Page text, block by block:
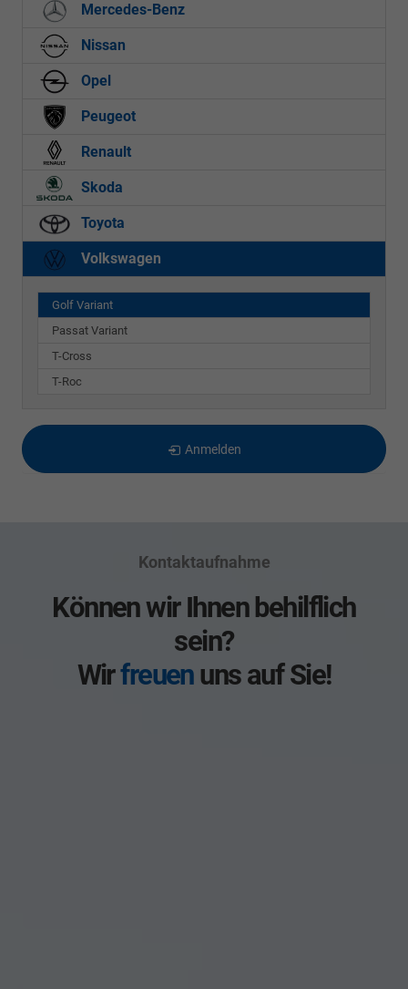
Mercedes-Benz
Nissan
Opel
Peugeot
Renault
Skoda
Toyota
Volkswagen
Golf Variant
Passat Variant
T-Cross
T-Roc
Anmelden
Kontaktaufnahme
Können wir Ihnen behilflich
sein?
Wirfreuenuns auf Sie!